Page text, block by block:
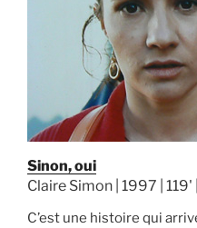
Sinon, oui
Claire Simon | 1997 | 119'
C’est une histoire qui